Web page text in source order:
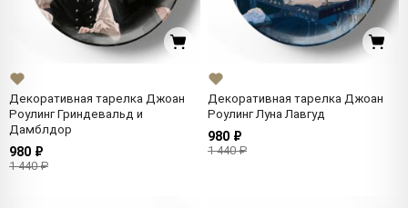
Декоративная тарелка Джоан
Роулинг Гриндевальд и
Дамблдор
980 ₽
1 440 ₽
Декоративная тарелка Джоан
Роулинг Луна Лавгуд
980 ₽
1 440 ₽